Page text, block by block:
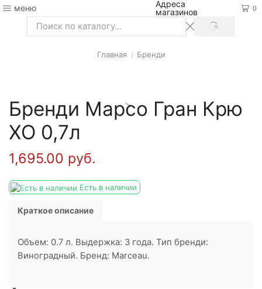
меню
Адреса
магазинов
0
Search
SEARCH
Главная Бренди
Бренди Марсо Гран Крю
ХО 0,7л
1,695.00 руб.
Есть в наличии
Краткое описание
Объем: 0.7 л. Выдержка: 3 года. Тип бренди:
Виноградный. Бренд: Marceau.